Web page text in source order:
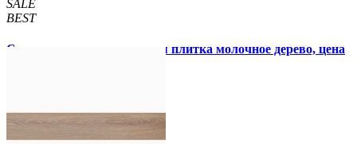
SALE
BEST
Самоклеящаяся виниловая плитка молочное дерево, цена